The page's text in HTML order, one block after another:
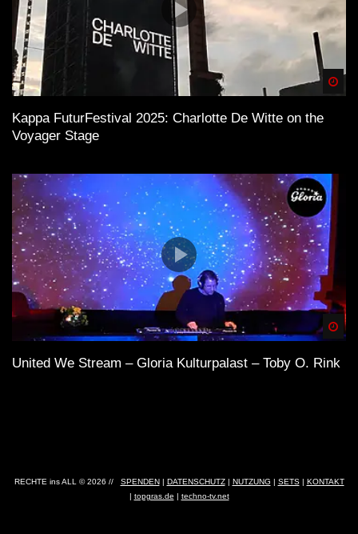
Kappa FuturFestival 2025: Charlotte De Witte on the
Voyager Stage
United We Stream – Gloria Kulturpalast – Toby O. Rink
RECHTE ins ALL © 2026 // SPENDEN| DATENSCHUTZ| NUTZUNG | SETS| KONTAKT
| topgras.de | techno-tv.net